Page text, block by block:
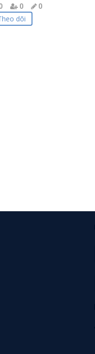
0 0
dõi